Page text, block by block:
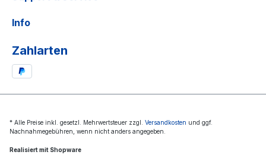
Info
Zahlarten
* Alle Preise inkl. gesetzl. Mehrwertsteuer zzgl. Versandkosten und ggf.
Nachnahmegebühren, wenn nicht anders angegeben.
Realisiert mit Shopware